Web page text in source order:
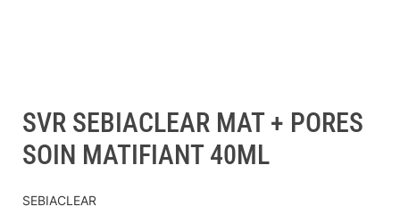
SVR SEBIACLEAR MAT + PORES
SOIN MATIFIANT 40ML
SEBIACLEAR